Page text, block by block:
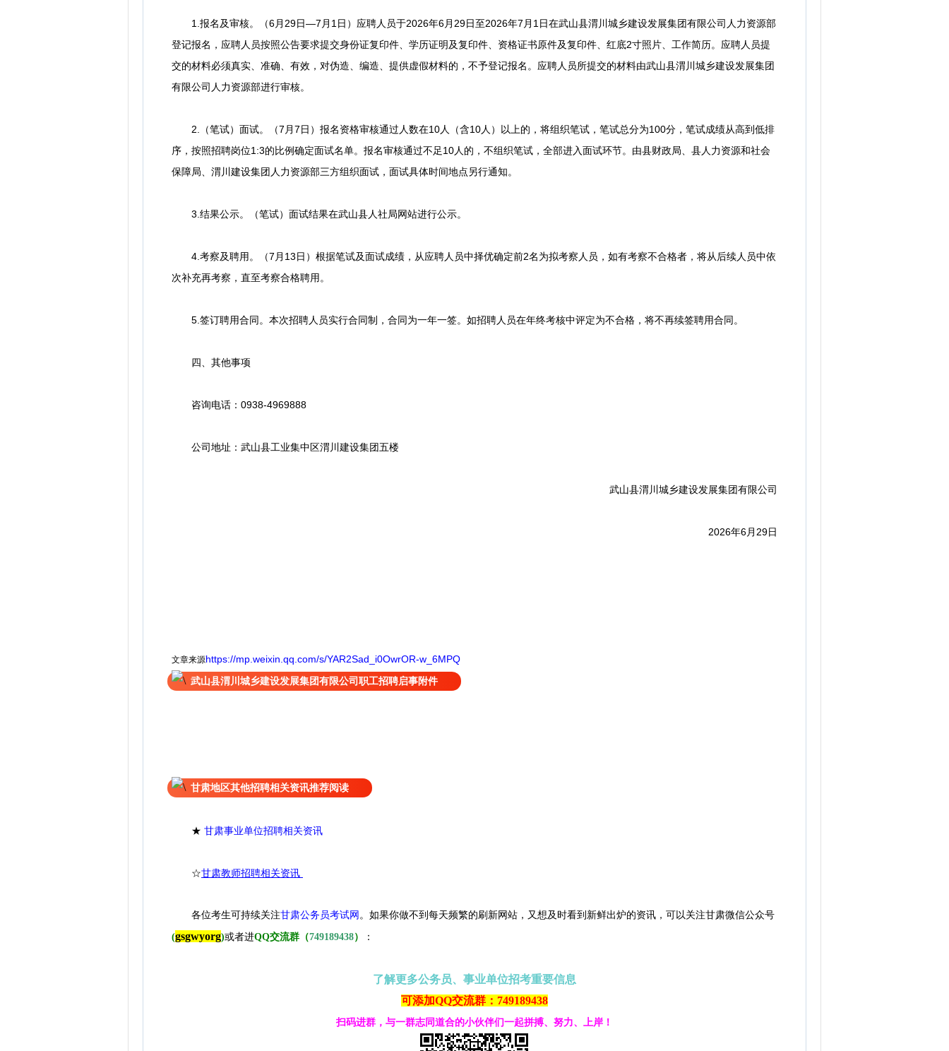
1.报名及审核。（6月29日—7月1日）应聘人员于2026年6月29日至2026年7月1日在武山县渭川城乡建设发展集团有限公司人力资源部
登记报名，应聘人员按照公告要求提交身份证复印件、学历证明及复印件、资格证书原件及复印件、红底2寸照片、工作简历。应聘人员提
交的材料必须真实、准确、有效，对伪造、编造、提供虚假材料的，不予登记报名。应聘人员所提交的材料由武山县渭川城乡建设发展集团
有限公司人力资源部进行审核。
2.（笔试）面试。（7月7日）报名资格审核通过人数在10人（含10人）以上的，将组织笔试，笔试总分为100分，笔试成绩从高到低排
序，按照招聘岗位1:3的比例确定面试名单。报名审核通过不足10人的，不组织笔试，全部进入面试环节。由县财政局、县人力资源和社会
保障局、渭川建设集团人力资源部三方组织面试，面试具体时间地点另行通知。
3.结果公示。（笔试）面试结果在武山县人社局网站进行公示。
4.考察及聘用。（7月13日）根据笔试及面试成绩，从应聘人员中择优确定前2名为拟考察人员，如有考察不合格者，将从后续人员中依
次补充再考察，直至考察合格聘用。
5.签订聘用合同。本次招聘人员实行合同制，合同为一年一签。如招聘人员在年终考核中评定为不合格，将不再续签聘用合同。
四、其他事项
咨询电话：0938-4969888
公司地址：武山县工业集中区渭川建设集团五楼
武山县渭川城乡建设发展集团有限公司
2026年6月29日
文章来源https://mp.weixin.qq.com/s/YAR2Sad_i0OwrOR-w_6MPQ
武山县渭川城乡建设发展集团有限公司职工招聘启事附件
甘肃地区其他招聘相关资讯推荐阅读
★ 甘肃事业单位招聘相关资讯
☆甘肃教师招聘相关资讯
各位考生可持续关注甘肃公务员考试网 。 如果你做不到每天频繁的刷新网站，又想及时看到新鲜出炉的资讯，可以关注甘肃微信公众号
(gsgwyorg)或者进QQ交流群（749189438） ：
了解更多公务员、事业单位招考重要信息
可添加QQ交流群：749189438
扫码进群，与一群志同道合的小伙伴们一起拼搏、努力、上岸！